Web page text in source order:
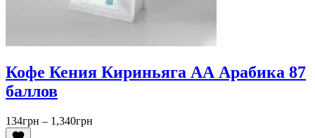
Кофе Кения Кириньяга АА Арабика 87
баллов
134грн – 1,340грн